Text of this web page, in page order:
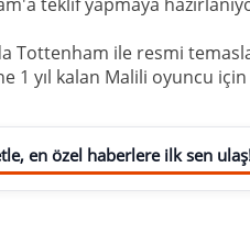
Tottenham ile resmi
1 yıl kalan Malili oyuncu
en özel haberlere ilk sen